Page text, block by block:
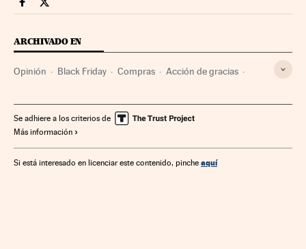
Legal Cinco Días en Facebook
Legal Cinco Días en Twitter
ARCHIVADO EN
Opinión Black Friday Compras Acción de gracias
Consumo Internet Comercio Economía
Se adhiere a los criterios de
Más información
Si está interesado en licenciar este contenido, pinche aquí